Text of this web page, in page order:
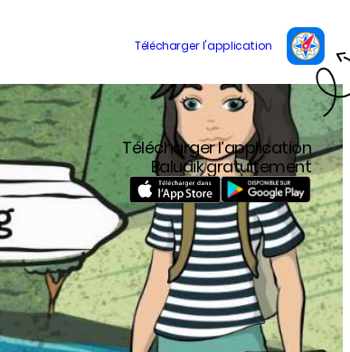
Télécharger l’application
Baludik gratuitement